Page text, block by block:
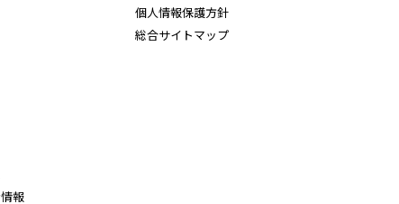
報
個人情報保護方針
総合サイトマップ